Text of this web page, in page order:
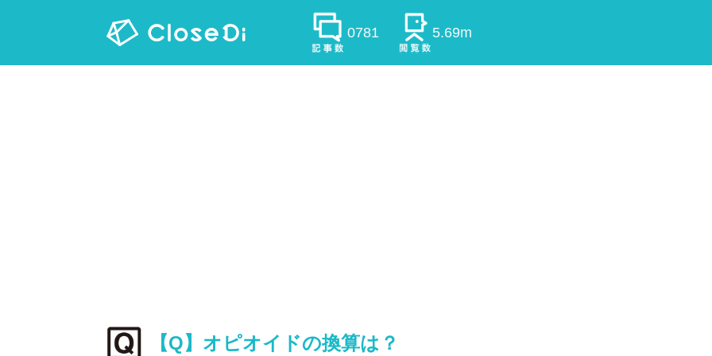
0781 5.69m
【Q】オピオイドの換算は？